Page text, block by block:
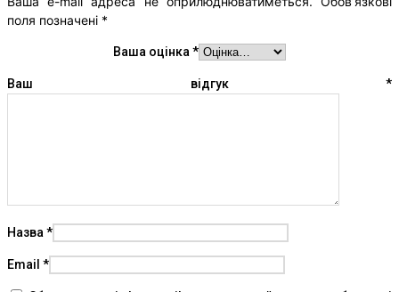
поля позначені *
Ваша оцінка*
Ваш відгук *
Назва*
Email *